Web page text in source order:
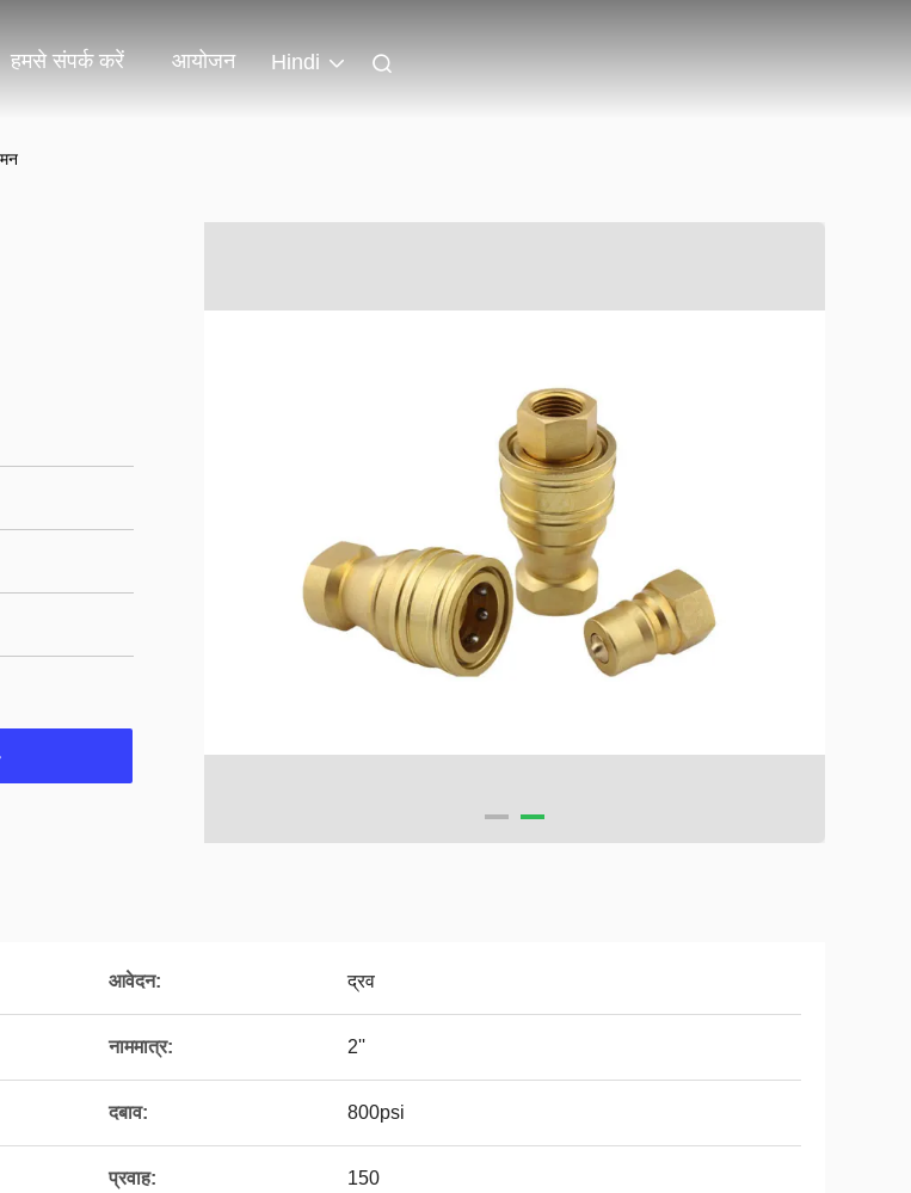
हमसे संपर्क करें आयोजन Hindi
आवेदन: द्रव
नाममात्र: 2''
दबाव: 800psi
प्रवाह: 150